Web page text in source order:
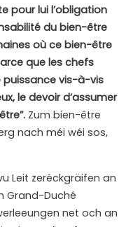
pour lui l’obligation
du bien-être
où ce bien-être
que les chefs
puissance vis-à-vis
le devoir d’assumer
Zum bien-être
nach méi wéi sos,
Leit zeréckgräifen an
Grand-Duché
net och an